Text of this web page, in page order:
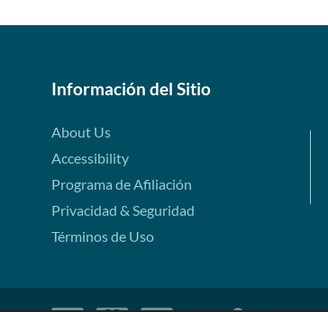
Información del Sitio
About Us
Accessibility
Programa de Afiliación
Privacidad & Seguridad
Términos de Uso